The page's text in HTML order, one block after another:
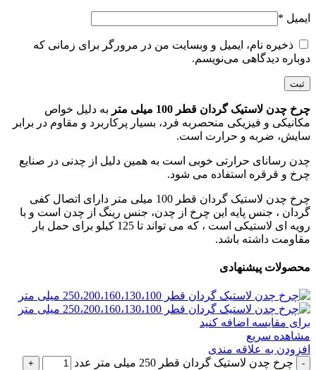
ایمیل *
ذخیره نام، ایمیل و وبسایت من در مرورگر برای زمانی که
دوباره دیدگاهی می‌نویسم.
چرخ چدن لاستیک گردان قطر 100 میلی متر
به دلیل خواص
مکانیکی و فیزیکی منحصربه فرد، بسیار پرکاربرد و مقاوم در برابر
سایش، ضربه و حرارت است.
چدن رسانای حرارتی خوبی است به همین دلیل از چدنی در صنایع
چرخ و قرقره استفاده می شود.
چرخ چدن لاستیک گردان قطر 100 میلی متر دارای اتصال کفی
گردان ، جنس پایه این چرخ از چدن، جنس رینگ از چدن است و با
رویه ای لاستیکی است ، که می تواند تا 125 کیلو برای حمل بار
مقاومت داشته باشد.
محصولات پیشنهادی
برای مقایسه اضافه کنید
مشاهده سریع
افزودن به علاقه مندی
چرخ چدن لاستیک گردان قطر 250 میلی متر عدد